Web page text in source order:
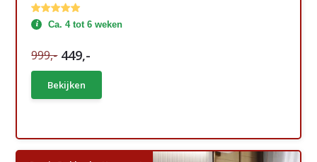
Ca. 4 tot 6 weken
999,- 449,-
Bekijken